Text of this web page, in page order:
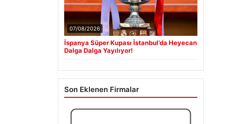
07/08/2026
İspanya Süper Kupası İstanbul’da Heyecan
Dalga Dalga Yayılıyor!
Son Eklenen Firmalar